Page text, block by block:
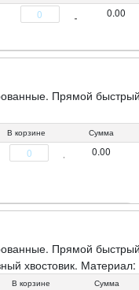
0.00
Прямой
65MN. Упаковка:
В корзине Сумма
0.00
Прямой
хвостовик. Материал:
В корзине Сумма